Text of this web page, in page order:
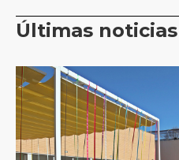
Últimas noticias